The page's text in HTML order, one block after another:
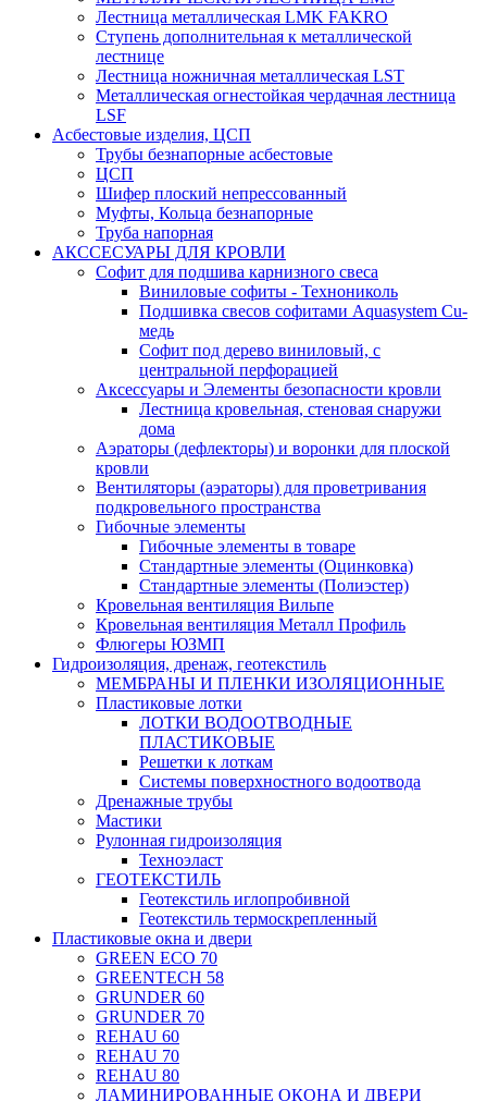
Лестница металлическая LMK FAKRO
Ступень дополнительная к металлической
лестнице
Лестница ножничная металлическая LST
Металлическая огнестойкая чердачная лестница
LSF
Асбестовые изделия, ЦСП
Трубы безнапорные асбестовые
ЦСП
Шифер плоский непрессованный
Муфты, Кольца безнапорные
Труба напорная
АКССЕСУАРЫ ДЛЯ КРОВЛИ
Софит для подшива карнизного свеса
Виниловые софиты - Технониколь
Подшивка свесов софитами Aquasystem Cu-
медь
Софит под дерево виниловый, с
центральной перфорацией
Аксессуары и Элементы безопасности кровли
Лестница кровельная, стеновая снаружи
дома
Аэраторы (дефлекторы) и воронки для плоской
кровли
Вентиляторы (аэраторы) для проветривания
подкровельного пространства
Гибочные элементы
Гибочные элементы в товаре
Стандартные элементы (Оцинковка)
Стандартные элементы (Полиэстер)
Кровельная вентиляция Вильпе
Кровельная вентиляция Металл Профиль
Флюгеры ЮЗМП
Гидроизоляция, дренаж, геотекстиль
МЕМБРАНЫ И ПЛЕНКИ ИЗОЛЯЦИОННЫЕ
Пластиковые лотки
ЛОТКИ ВОДООТВОДНЫЕ
ПЛАСТИКОВЫЕ
Решетки к лоткам
Системы поверхностного водоотвода
Дренажные трубы
Мастики
Рулонная гидроизоляция
Техноэласт
ГЕОТЕКСТИЛЬ
Геотекстиль иглопробивной
Геотекстиль термоскрепленный
Пластиковые окна и двери
GREEN ECO 70
GREENTECH 58
GRUNDER 60
GRUNDER 70
REHAU 60
REHAU 70
REHAU 80
ЛАМИНИРОВАННЫЕ ОКОНА И ДВЕРИ